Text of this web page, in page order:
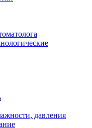
давления